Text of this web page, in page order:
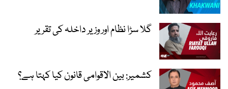
گلا سڑا نظام اور وزیر داخلہ کی تقریر
کشمیر: بین الاقوامی قانون کیا کہتا ہے؟